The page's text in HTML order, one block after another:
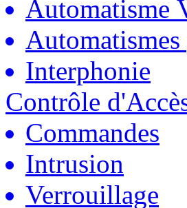
Automatisme
Interphonie
Contrôle
Commandes
Intrusion
Verrouillage